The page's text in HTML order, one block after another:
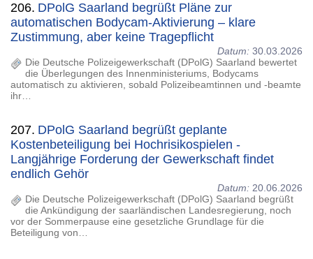
206. DPolG Saarland begrüßt Pläne zur
automatischen Bodycam-Aktivierung – klare
Zustimmung, aber keine Tragepflicht
Datum: 30.03.2026
Die Deutsche Polizeigewerkschaft (DPolG) Saarland bewertet
die Überlegungen des Innenministeriums, Bodycams
automatisch zu aktivieren, sobald Polizeibeamtinnen und -beamte
ihr…
207. DPolG Saarland begrüßt geplante
Kostenbeteiligung bei Hochrisikospielen -
Langjährige Forderung der Gewerkschaft findet
endlich Gehör
Datum: 20.06.2026
Die Deutsche Polizeigewerkschaft (DPolG) Saarland begrüßt
die Ankündigung der saarländischen Landesregierung, noch
vor der Sommerpause eine gesetzliche Grundlage für die
Beteiligung von…